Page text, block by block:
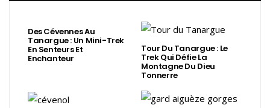
Des Cévennes Au
Tanargue : Un Mini-Trek
En Senteurs Et
Enchanteur
Tour Du Tanargue : Le
Trek Qui Défie La
Montagne Du Dieu
Tonnerre